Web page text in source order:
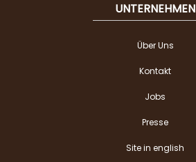
UNTERNEHMEN
Über Uns
Kontakt
Jobs
Presse
Site in english